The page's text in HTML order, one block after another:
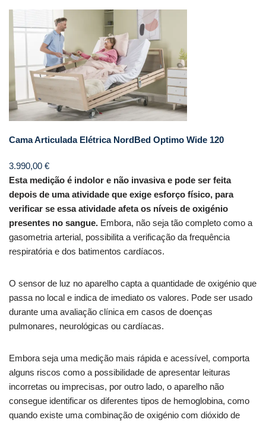
Cama Articulada Elétrica NordBed Optimo Wide 120
3.990,00 €
Esta medição é indolor e não invasiva e pode ser feita
depois de uma atividade que exige esforço físico, para
verificar se essa atividade afeta os níveis de oxigénio
presentes no sangue. Embora, não seja tão completo como a
gasometria arterial, possibilita a verificação da frequência
respiratória e dos batimentos cardíacos.
O sensor de luz no aparelho capta a quantidade de oxigénio que
passa no local e indica de imediato os valores. Pode ser usado
durante uma avaliação clínica em casos de doenças
pulmonares, neurológicas ou cardíacas.
Embora seja uma medição mais rápida e acessível, comporta
alguns riscos como a possibilidade de apresentar leituras
incorretas ou imprecisas, por outro lado, o aparelho não
consegue identificar os diferentes tipos de hemoglobina, como
quando existe uma combinação de oxigénio com dióxido de